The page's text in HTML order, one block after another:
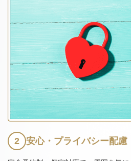
2 安心・プライバシー配慮